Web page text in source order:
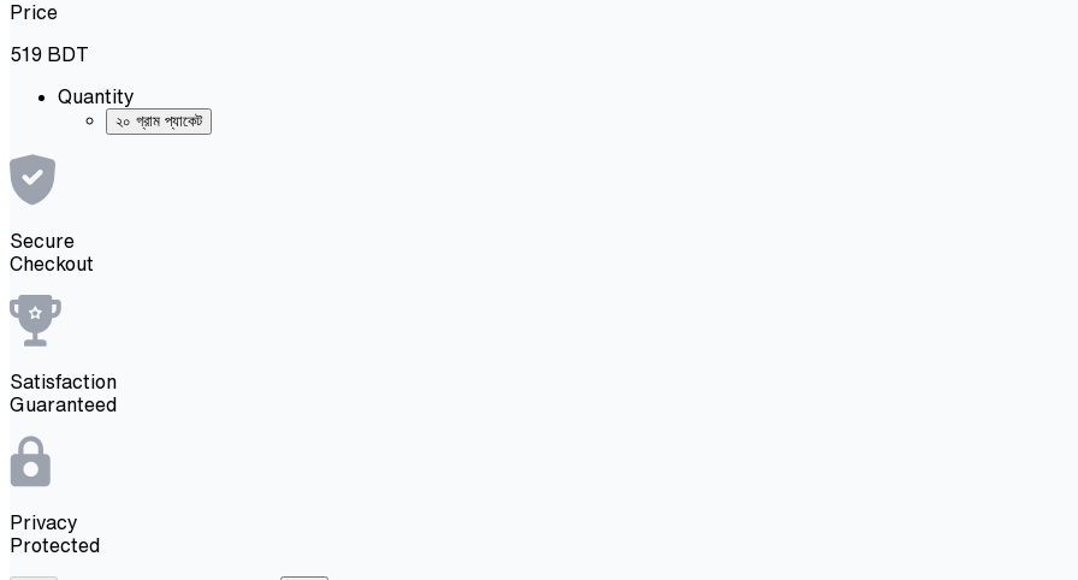
Price
519 BDT
Quantity
২০ গ্রাম প্যাকেট
Secure
Checkout
Satisfaction
Guaranteed
Privacy
Protected